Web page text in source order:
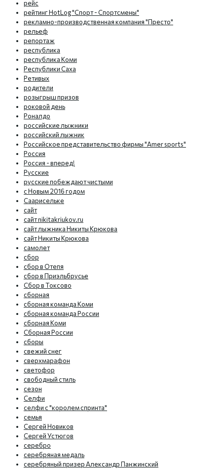
рейс
рейтинг HotLog "Спорт - Спортсмены"
рекламно-производственная компания "Престо"
рельеф
репортаж
республика
республика Коми
Республики Саха
Ретивых
родители
розыгрыш призов
роковой день
Роналдо
российские лыжники
российский лыжник
Российское представительство фирмы "Amer sports"
Россия
Россия - вперед!
Русские
русские побеждают чистыми
с Новым 2016 годом
Саарисельке
сайт
сайт nikitakriukov.ru
сайт лыжника Никиты Крюкова
сайт Никиты Крюкова
самолет
сбор
сбор в Отепя
сбор в Приэльбрусье
Сбор в Токсово
сборная
сборная команда Коми
сборная команда России
сборная Коми
Сборная России
сборы
свежий снег
сверхмарафон
светофор
свободный стиль
сезон
Селфи
селфи с "королем спринта"
семья
Сергей Новиков
Сергей Устюгов
серебро
серебряная медаль
серебряный призер Александр Панжинский